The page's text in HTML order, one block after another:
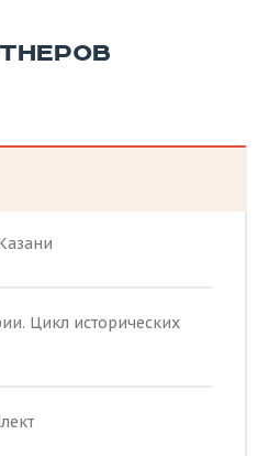
Цикл исторических